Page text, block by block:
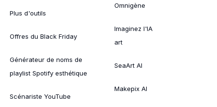
Plus d'outils
Offres du Black Friday
Générateur de noms de
playlist Spotify esthétique
Scénariste YouTube
Omnigène
Imaginez l'IA
art
SeaArt AI
Makepix AI